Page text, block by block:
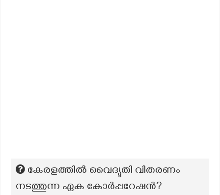
കേരളത്തില്‍ വൈദ്യുതി വിതരണം
നടത്തുന്ന ഏക കോര്‍പ്പറേഷന്‍?